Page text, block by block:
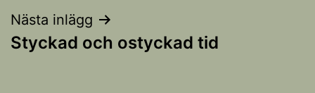
Nästa inlägg
Styckad och ostyckad tid